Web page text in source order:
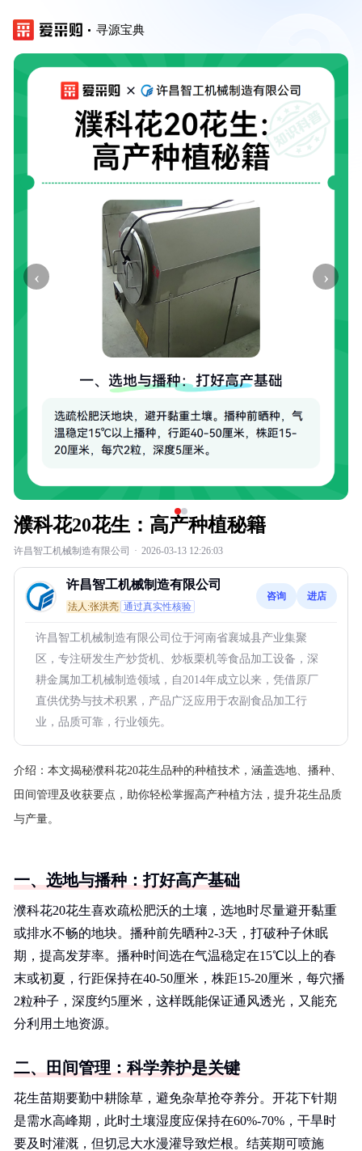
寻源宝典
‹ ›
濮科花20花生：高产种植秘籍
许昌智工机械制造有限公司 · 2026-03-13 12:26:03
许昌智工机械制造有限公司
法人:张洪亮 通过真实性核验
咨询 进店
许昌智工机械制造有限公司位于河南省襄城县产业集聚
区，专注研发生产炒货机、炒板栗机等食品加工设备，深
耕金属加工机械制造领域，自2014年成立以来，凭借原厂
直供优势与技术积累，产品广泛应用于农副食品加工行
业，品质可靠，行业领先。
介绍： 本文揭秘濮科花20花生品种的种植技术，涵盖选地、播种、
田间管理及收获要点，助你轻松掌握高产种植方法，提升花生品质
与产量。
一、选地与播种：打好高产基础
濮科花20花生喜欢疏松肥沃的土壤，选地时尽量避开黏重
或排水不畅的地块。播种前先晒种2-3天，打破种子休眠
期，提高发芽率。播种时间选在气温稳定在15℃以上的春
末或初夏，行距保持在40-50厘米，株距15-20厘米，每穴播
2粒种子，深度约5厘米，这样既能保证通风透光，又能充
分利用土地资源。
二、田间管理：科学养护是关键
花生苗期要勤中耕除草，避免杂草抢夺养分。开花下针期
是需水高峰期，此时土壤湿度应保持在60%-70%，干旱时
要及时灌溉，但切忌大水漫灌导致烂根。结荚期可喷施